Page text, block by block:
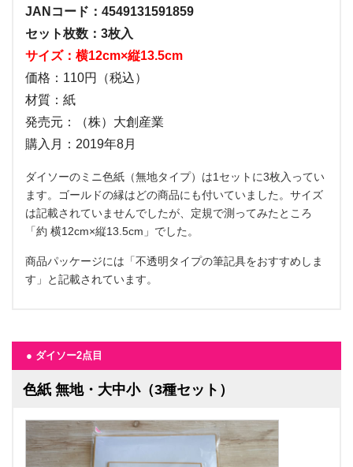
JANコード：4549131591859
セット枚数：3枚入
サイズ：横12cm×縦13.5cm
価格：110円（税込）
材質：紙
発売元：（株）大創産業
購入月：2019年8月
ダイソーのミニ色紙（無地タイプ）は1セットに3枚入ってい
ます。ゴールドの縁はどの商品にも付いていました。サイズ
は記載されていませんでしたが、定規で測ってみたところ
「約 横12cm×縦13.5cm」でした。
商品パッケージには「不透明タイプの筆記具をおすすめしま
す」と記載されています。
● ダイソー2点目
色紙 無地・大中小（3種セット）